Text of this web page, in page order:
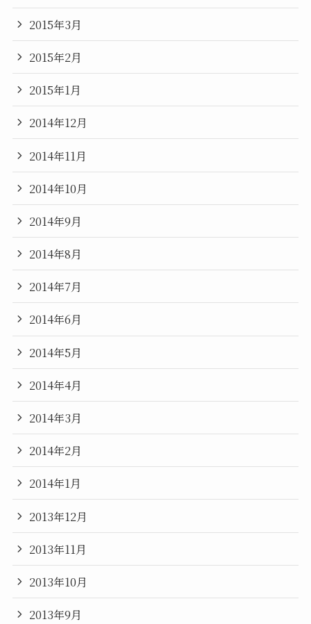
2015年3月
2015年2月
2015年1月
2014年12月
2014年11月
2014年10月
2014年9月
2014年8月
2014年7月
2014年6月
2014年5月
2014年4月
2014年3月
2014年2月
2014年1月
2013年12月
2013年11月
2013年10月
2013年9月